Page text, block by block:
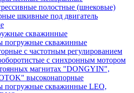
полостные (шнековые)
шкивные под двигатель
скважинные
погружные скважинные
с частотным регулированием
с синхронным мотором
магнитах "DONGYIN",
высоконапорные
погружные скважинные LEO,